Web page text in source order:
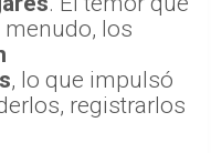
menudo, los
, lo que impulsó
registrarlos